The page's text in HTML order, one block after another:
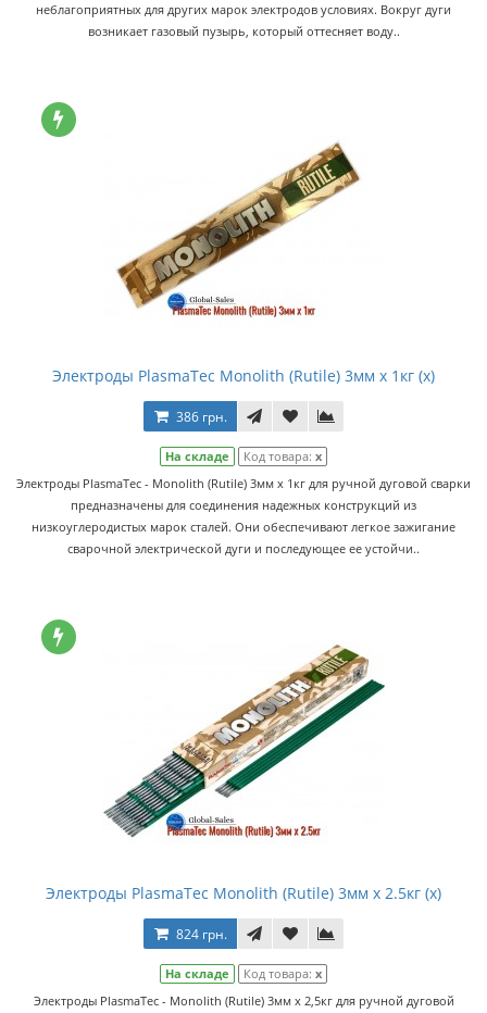
неблагоприятных для других марок электродов условиях. Вокруг дуги
возникает газовый пузырь, который оттесняет воду..
Электроды PlasmaTec Monolith (Rutile) 3мм x 1кг (x)
386 грн.
На складе Код товара: x
Электроды PlasmaTec - Monolith (Rutile) 3мм x 1кг для ручной дуговой сварки
предназначены для соединения надежных конструкций из
низкоуглеродистых марок сталей. Они обеспечивают легкое зажигание
сварочной электрической дуги и последующее ее устойчи..
Электроды PlasmaTec Monolith (Rutile) 3мм x 2.5кг (x)
824 грн.
На складе Код товара: x
Электроды PlasmaTec - Monolith (Rutile) 3мм x 2,5кг для ручной дуговой